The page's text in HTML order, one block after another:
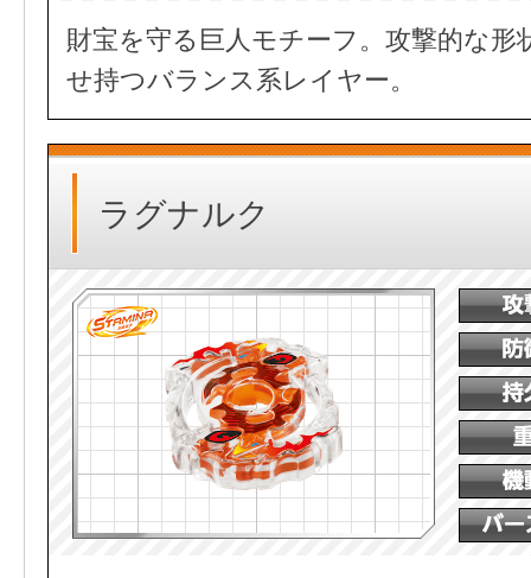
財宝を守る巨人モチーフ。攻撃的な形
せ持つバランス系レイヤー。
ラグナルク